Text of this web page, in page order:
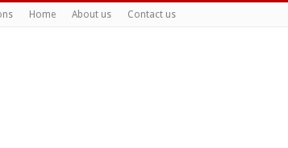
Home About us Contact us